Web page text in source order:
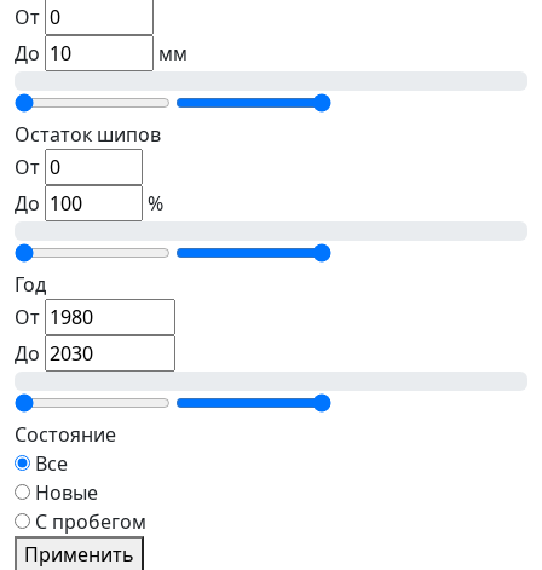
От
До
мм
Остаток шипов
От
До
%
Год
От
До
Состояние
Все
Новые
С пробегом
Применить